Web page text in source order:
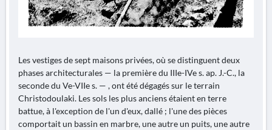
Les vestiges de sept maisons privées, où se distinguent deux
phases architecturales — la première du IIIe-IVe s. ap. J.-C., la
seconde du Ve-VIIe s. — , ont été dégagés sur le terrain
Christodoulaki. Les sols les plus anciens étaient en terre
battue, à l'exception de l'un d'eux, dallé ; l'une des pièces
comportait un bassin en marbre, une autre un puits, une autre